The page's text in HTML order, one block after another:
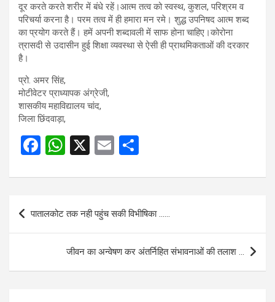
दूर करते करते शरीर में बंधे रहें।आत्म तत्व को स्वस्थ, कुशल, परिश्रम व
परिचर्या करना है। परम तत्व में ही हमारा मन रमे। शुद्ध उपनिषद आत्म शब्द
का प्रयोग करते हैं। हमें अपनी शब्दावली में साफ होना चाहिए।कोरोना
त्रासदी से उदासीन हुई शिक्षा व्यवस्था से ऐसी ही प्राथमिकताओं की दरकार
है।
प्रो. अमर सिंह,
मोटीवेटर प्राध्यापक अंग्रेजी,
शासकीय महाविद्यालय चांद,
जिला छिंदवाड़ा,
F
ce
o
W
at
A
p
p
X
E
ail ar
e
Post
navigation
पातालकोट तक नही पहुंच सकी विभीषिका ……
जीवन का अन्वेषण कर अंतर्निहित संभावनाओं की तलाश …